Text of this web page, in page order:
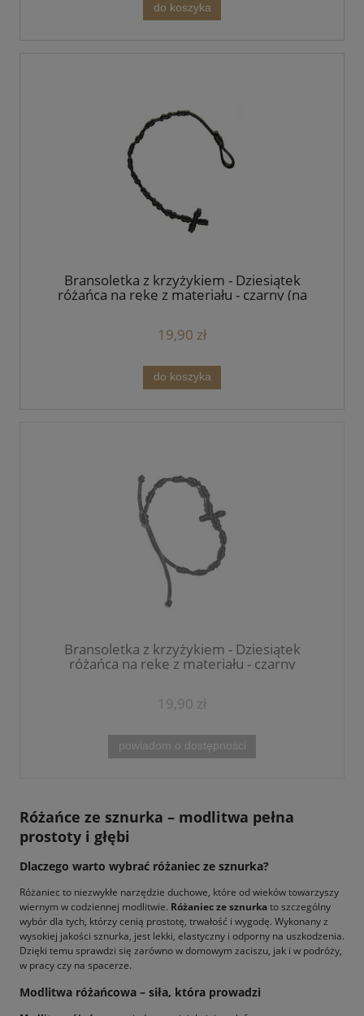
do koszyka
Bransoletka z krzyżykiem - Dziesiątek
różańca na rękę z materiału - czarny (na
19,90 zł
do koszyka
Bransoletka z krzyżykiem - Dziesiątek
różańca na rękę z materiału - czarny
19,90 zł
powiadom o dostępności
Różańce ze sznurka – modlitwa pełna
prostoty i głębi
Dlaczego warto wybrać różaniec ze sznurka?
Różaniec to niezwykłe narzędzie duchowe, które od wieków towarzyszy
wiernym w codziennej modlitwie. Różaniec ze sznurkato szczególny
wybór dla tych, którzy cenią prostotę, trwałość i wygodę. Wykonany z
wysokiej jakości sznurka, jest lekki, elastyczny i odporny na uszkodzenia.
Dzięki temu sprawdzi się zarówno w domowym zaciszu, jak i w podróży,
w pracy czy na spacerze.
Modlitwa różańcowa – siła, która prowadzi